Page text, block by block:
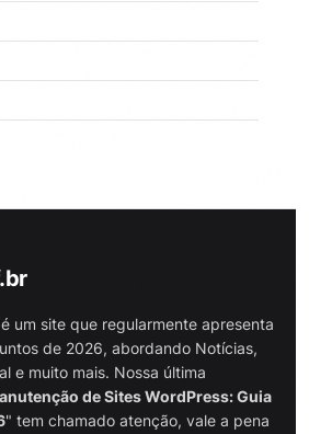
é um site que regularmente apresenta
de 2026, abordando Notícias,
e muito mais. Nossa última
de Sites WordPress: Guia
" tem chamado atenção, vale a pena